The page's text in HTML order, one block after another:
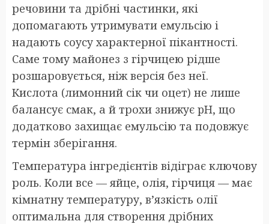
речовини та дрібні частинки, які
допомагають утримувати емульсію і
надають соусу характерної пікантності.
Саме тому майонез з гірчицею рідше
розшаровується, ніж версія без неї.
Кислота (лимонний сік чи оцет) не лише
балансує смак, а й трохи знижує pH, що
додатково захищає емульсію та подовжує
термін зберігання.
Температура інгредієнтів відіграє ключову
роль. Коли все — яйце, олія, гірчиця — має
кімнатну температуру, в’язкість олії
оптимальна для створення дрібних